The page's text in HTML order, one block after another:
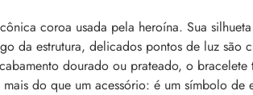
coroa usada pela heroína. Sua
da estrutura, delicados pontos de luz são
dourado ou prateado, o bracelete
do que um acessório: é um símbolo de